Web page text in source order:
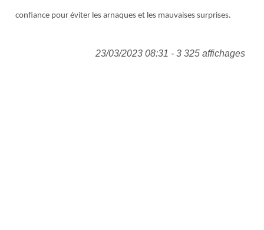
confiance pour éviter les arnaques et les mauvaises surprises.
23/03/2023 08:31 - 3 325 affichages